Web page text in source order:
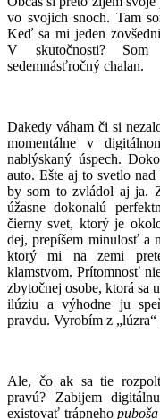
vo svojich snoch. Tam
Keď sa mi jeden
V skutočnosti? Som
sedemnásťročný chalan.
Dakedy váham či si
momentálne v
nablýskaný úspech.
auto. Ešte aj to svetlo
by som to zvládol aj ja.
úžasne dokonalú
čierny svet, ktorý je
dej, prepíšem minulosť a
ktorý mi na zemi
klamstvom. Prítomnosť
zbytočnej osobe, ktorá sa
ilúziu a výhodne ju
pravdu. Vyrobím z „lúzra“
Ale, čo ak sa tie
pravú? Zabijem
existovať trápnehopuboša